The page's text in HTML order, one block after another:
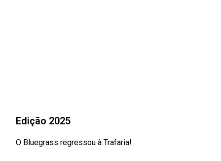
Edição 2025
O Bluegrass regressou à Trafaria!